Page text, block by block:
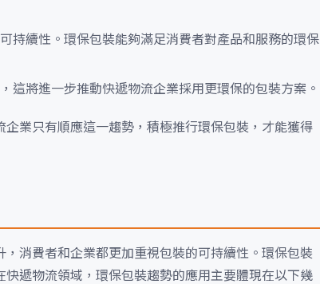
持續性。環保包裝能夠滿足消費者對產品和服務的環保
這將進一步推動快遞物流企業採用更環保的包裝方案。
業只有順應這一趨勢，積極推行環保包裝，才能獲得
消費者和企業都更加重視包裝的可持續性。環保包裝
遞物流領域，環保包裝趨勢的應用主要體現在以下幾